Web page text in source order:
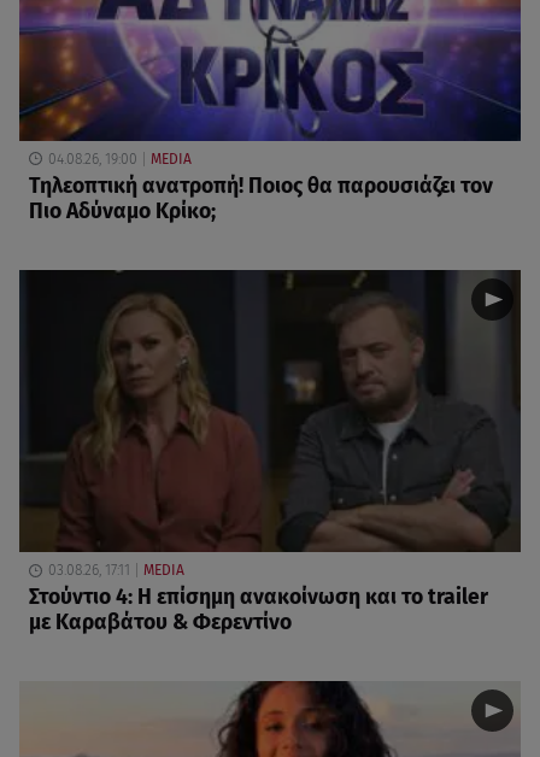
04.08.26, 19:00 MEDIA
Τηλεοπτική ανατροπή! Ποιος θα παρουσιάζει τον
Πιο Αδύναμο Κρίκο;
03.08.26, 17:11 MEDIA
Στούντιο 4: Η επίσημη ανακοίνωση και το trailer
με Καραβάτου & Φερεντίνο